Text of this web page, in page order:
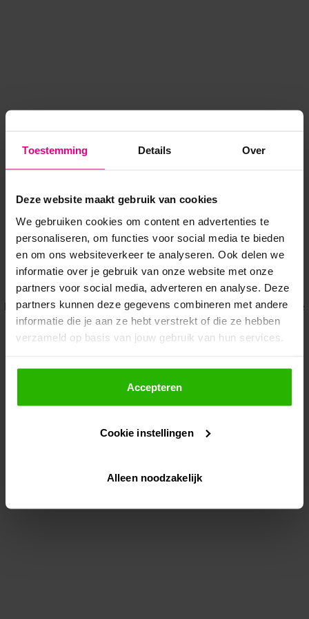
Toestemming Details Over
Deze website maakt gebruik van cookies
We gebruiken cookies om content en advertenties te
personaliseren, om functies voor social media te bieden
en om ons websiteverkeer te analyseren. Ook delen we
informatie over je gebruik van onze website met onze
partners voor social media, adverteren en analyse. Deze
partners kunnen deze gegevens combineren met andere
informatie die je aan ze hebt verstrekt of die ze hebben
verzameld op basis van jouw gebruik van hun services.
Als je op "Accepteer" klikt, dan geef je Voordeeluitjes.nl
toestemming om cookies voor social media en
gepersonaliseerde advertenties te plaatsen.
Lees hier meer over in onsprivacybeleid
Via "Cookie instellingen" kun je ook zelf instellen welke
Accepteren
Cookie instellingen
Alleen noodzakelijk
Application error: a client-side exception has occurred while
loadingwww.voordeeluitjes.nl (see the browser console for more
information).